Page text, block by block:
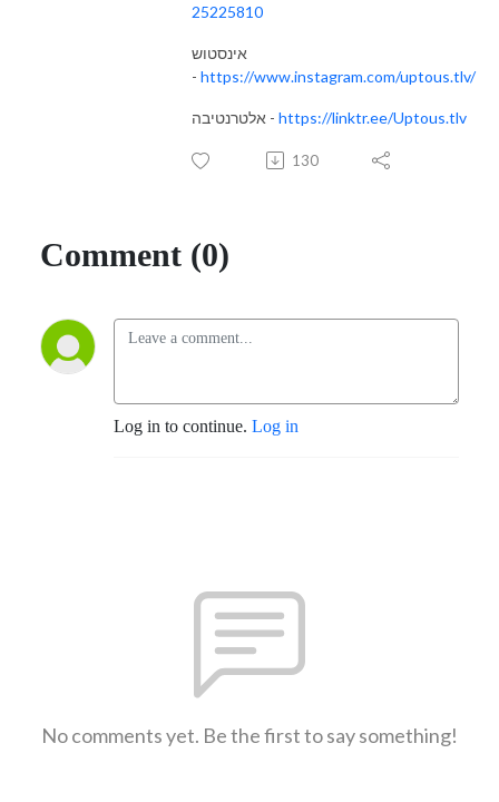
25225810
אינסטוש
- https://www.instagram.com/uptous.tlv/
אלטרנטיבה - https://linktr.ee/Uptous.tlv
130
Comment (0)
Log in to continue. Log in
No comments yet. Be the first to say something!